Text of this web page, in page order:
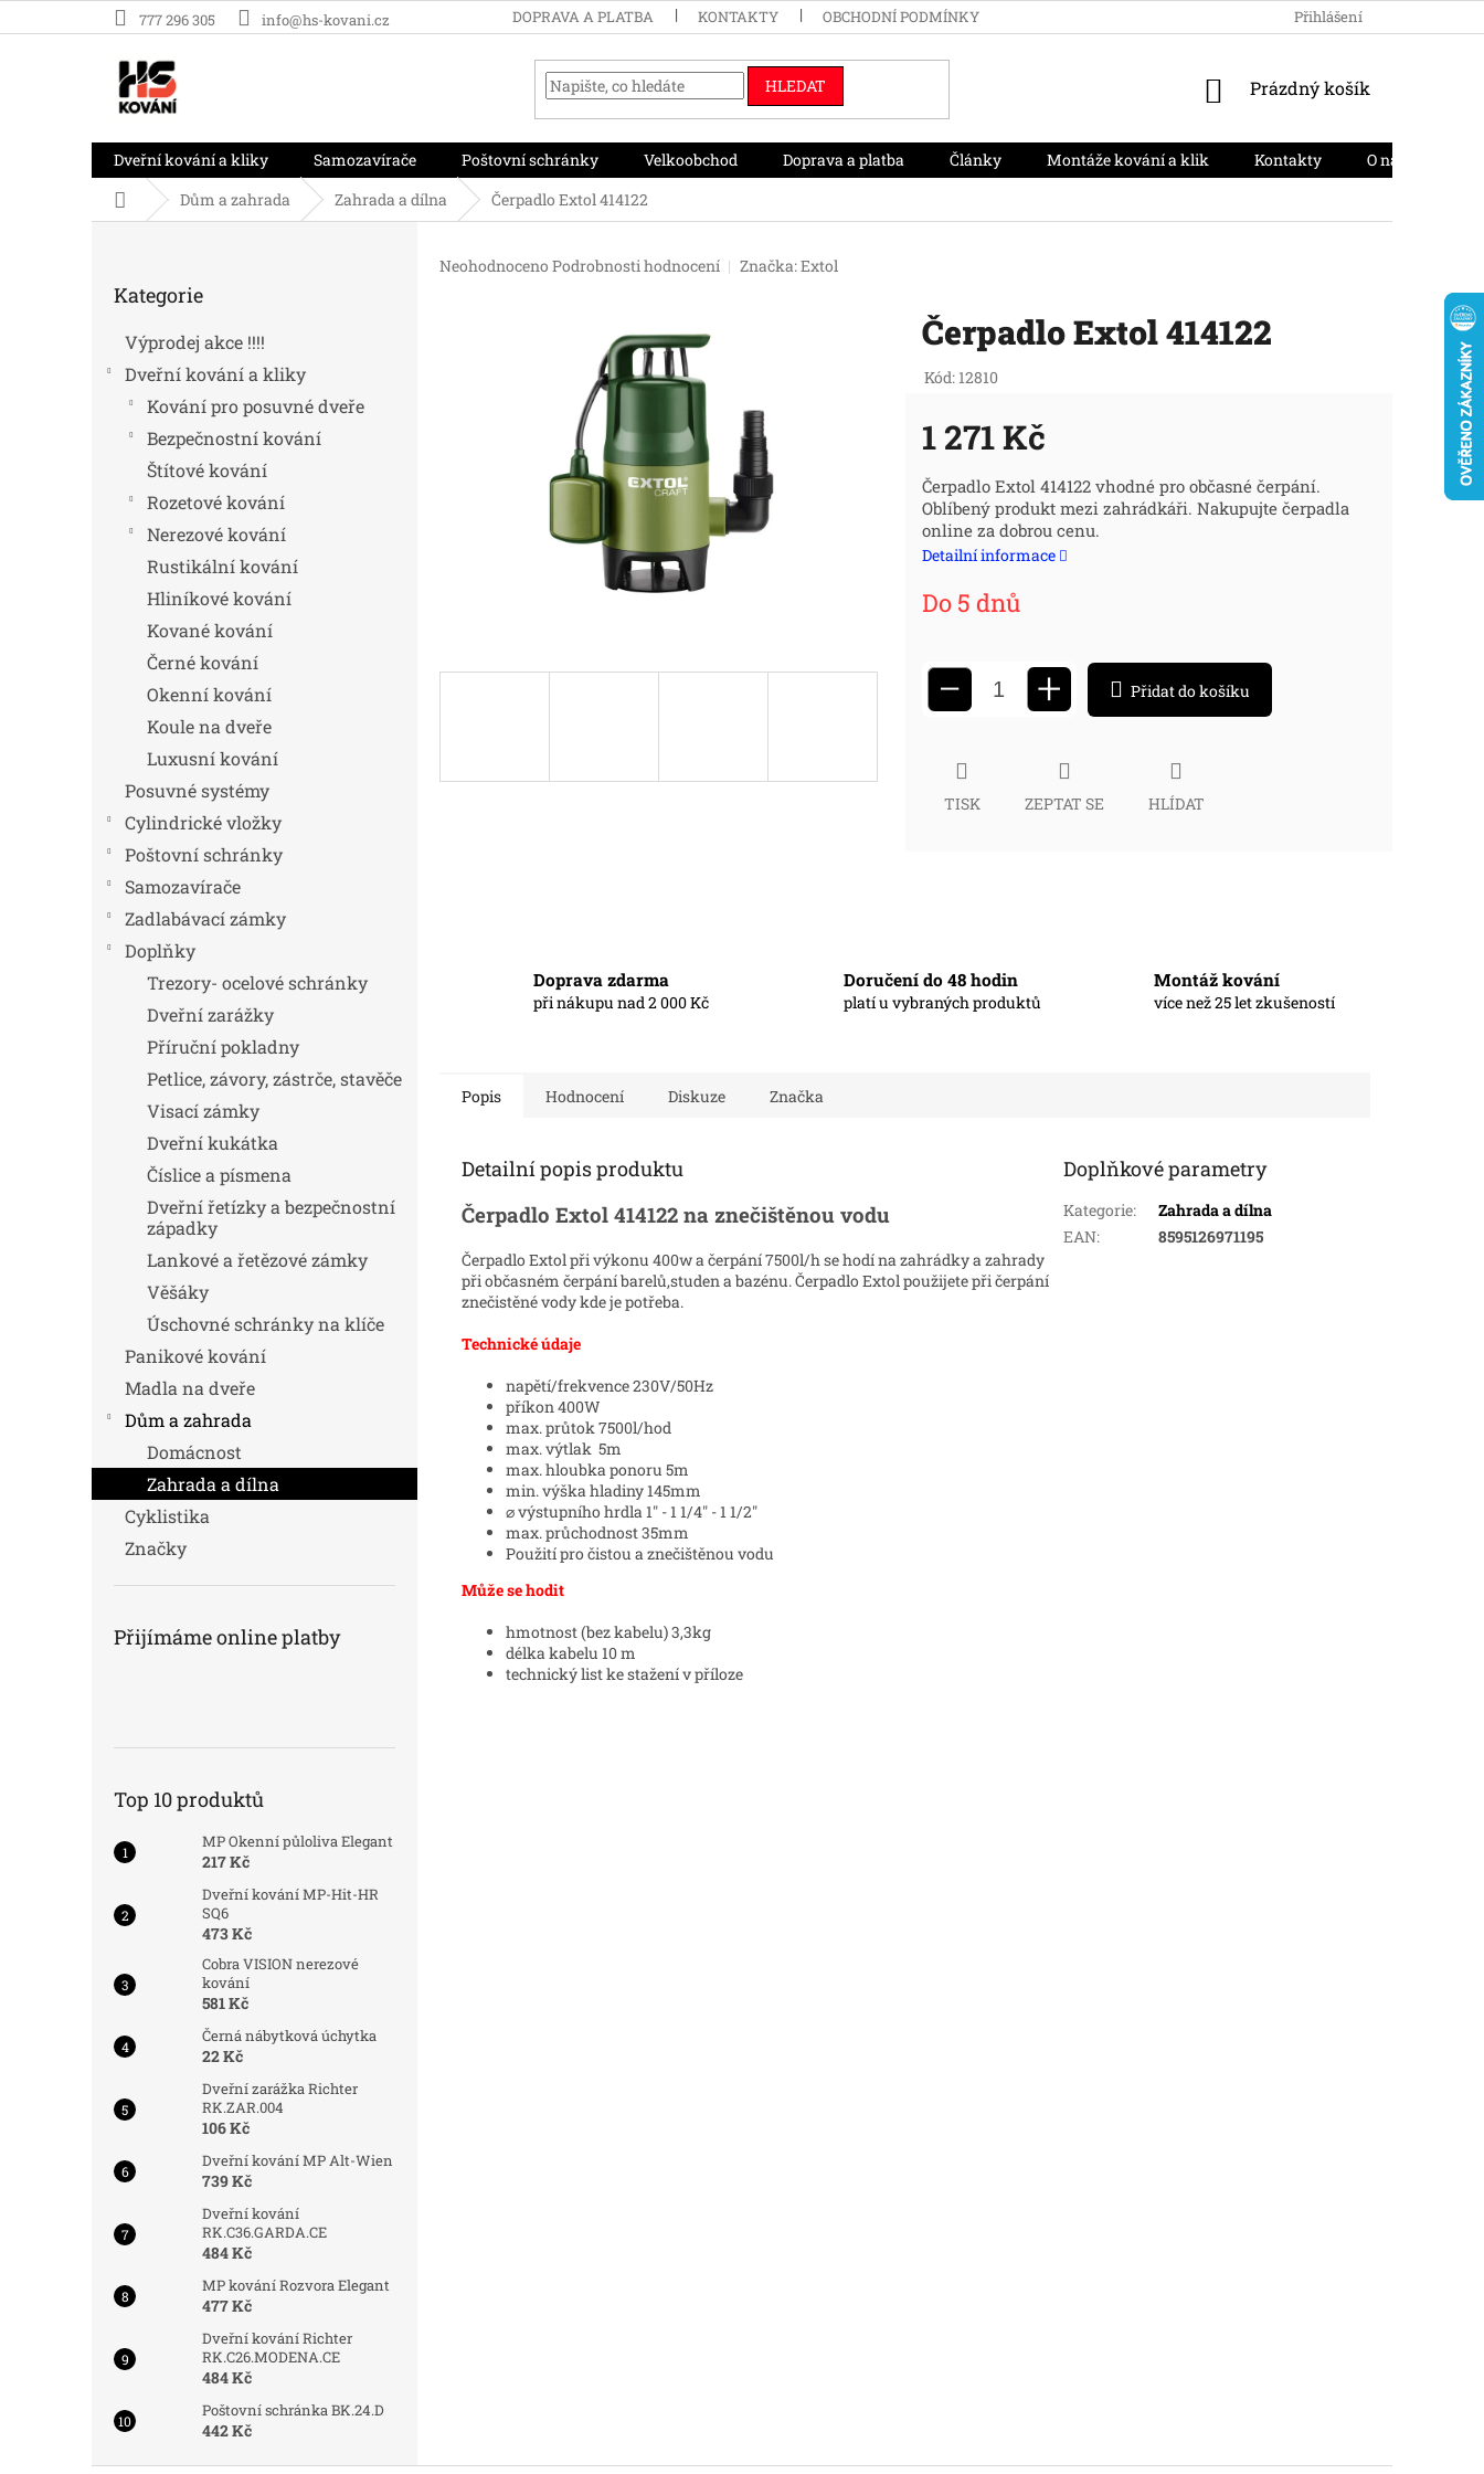
na
777 296 305 info@hs-kovani.cz DOPRAVA A PLATBA KONTAKTY OBCHODNÍ PODMÍNKY PODMÍNKY OCHRANY OSOBNÍCH
Přihlášení
HLEDAT
NÁKUPNÍ
Prázdný košík
Dveřní kování a kliky Samozavírače Poštovní schránky Velkoobchod Doprava a platba Články Montáže kování a klik Kontakty O nás
Domů Dům a zahrada Zahrada a dílna Čerpadlo Extol 414122
kategorie
Kategorie
Výprodej akce !!!!
Dveřní kování a kliky
Kování pro posuvné dveře
Bezpečnostní kování
Štítové kování
Rozetové kování
Nerezové kování
Rustikální kování
Hliníkové kování
Kované kování
Černé kování
Okenní kování
Koule na dveře
Luxusní kování
Posuvné systémy
Cylindrické vložky
Poštovní schránky
Samozavírače
Zadlabávací zámky
Doplňky
Trezory- ocelové schránky
Dveřní zarážky
Příruční pokladny
Petlice, závory, zástrče, stavěče
Visací zámky
Dveřní kukátka
Číslice a písmena
Dveřní řetízky a bezpečnostní
západky
Lankové a řetězové zámky
Věšáky
Úschovné schránky na klíče
Panikové kování
Madla na dveře
Dům a zahrada
Domácnost
Zahrada a dílna
Cyklistika
Značky
Přijímáme online platby
Top 10 produktů
MP Okenní půloliva Elegant
217 Kč
Dveřní kování MP-Hit-HR
SQ6
473 Kč
Cobra VISION nerezové
kování
581 Kč
Černá nábytková úchytka
22 Kč
Dveřní zarážka Richter
RK.ZAR.004
106 Kč
Dveřní kování MP Alt-Wien
739 Kč
Dveřní kování
RK.C36.GARDA.CE
484 Kč
MP kování Rozvora Elegant
477 Kč
Dveřní kování Richter
RK.C26.MODENA.CE
484 Kč
Poštovní schránka BK.24.D
442 Kč
Průměrné
Neohodnoceno Podrobnosti hodnocení Značka:Extol
Čerpadlo Extol 414122
Kód: 12810
1 271 Kč
Měrná
cena:
Čerpadlo Extol 414122 vhodné pro občasné čerpání.
Oblíbený produkt mezi zahrádkáři. Nakupujte čerpadla
online za dobrou cenu.
Detailní informace
Do 5 dnů
− + Přidat do košíku
TISK ZEPTAT SE HLÍDAT
Doprava zdarma
při nákupu nad 2 000 Kč
Doručení do 48 hodin
platí u vybraných produktů
Montáž kování
více než 25 let zkušeností
Popis Hodnocení Diskuze Značka
Detailní popis produktu
Čerpadlo Extol 414122 na znečištěnou vodu
Čerpadlo Extol při výkonu 400w a čerpání 7500l/h se hodí na zahrádky a zahrady
při občasném čerpání barelů,studen a bazénu. Čerpadlo Extol použijete při čerpání
znečistěné vody kde je potřeba.
Technické údaje
napětí/frekvence 230V/50Hz
příkon 400W
max. průtok 7500l/hod
max. výtlak 5m
max. hloubka ponoru 5m
min. výška hladiny 145mm
⌀ výstupního hrdla 1" - 1 1/4" - 1 1/2"
max. průchodnost 35mm
Použití pro čistou a znečištěnou vodu
Může se hodit
hmotnost (bez kabelu) 3,3kg
délka kabelu 10 m
technický list ke stažení v příloze
Doplňkové parametry
Kategorie:
Zahrada a dílna
EAN: 8595126971195